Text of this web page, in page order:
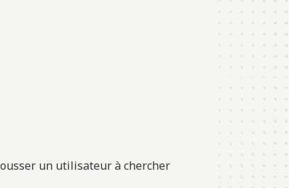
un utilisateur à chercher